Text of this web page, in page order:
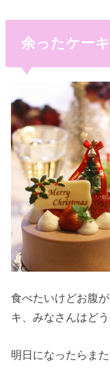
余ったケー
食べたいけどお腹
キ、みなさんはど
明日になったらま